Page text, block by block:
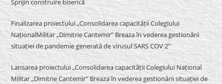
Sprijin construire biserică
Finalizarea proiectului „Consolidarea capacității Colegiului
NaționalMilitar „Dimitrie Cantemir” Breaza în vederea gestionării
situației de pandemie generată de virusul SARS COV 2″
Lansarea proiectului „Consolidarea capacității Colegiului Național
Militar „Dimitrie Cantemir” Breaza în vederea gestionării situației de